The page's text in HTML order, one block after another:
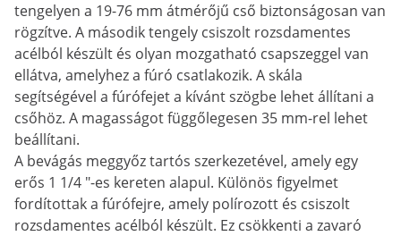
tengelyen a 19-76 mm átmérőjű cső biztonságosan van
rögzítve. A második tengely csiszolt rozsdamentes
acélból készült és olyan mozgatható csapszeggel van
ellátva, amelyhez a fúró csatlakozik. A skála
segítségével a fúrófejet a kívánt szögbe lehet állítani a
csőhöz. A magasságot függőlegesen 35 mm-rel lehet
beállítani.
A bevágás meggyőz tartós szerkezetével, amely egy
erős 1 1/4 "-es kereten alapul. Különös figyelmet
fordítottak a fúrófejre, amely polírozott és csiszolt
rozsdamentes acélból készült. Ez csökkenti a zavaró